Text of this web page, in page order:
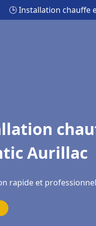
🕒 Installation chauffe
Aurillac
rapide et